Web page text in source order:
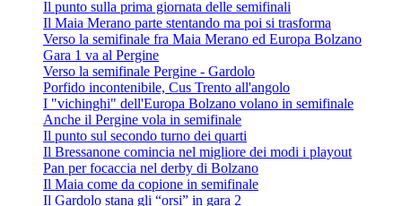
Il punto sulla prima giornata delle semifinali
Il Maia Merano parte stentando ma poi si trasforma
Verso la semifinale fra Maia Merano ed Europa Bolzano
Gara 1 va al Pergine
Verso la semifinale Pergine - Gardolo
Porfido incontenibile, Cus Trento all'angolo
I "vichinghi" dell'Europa Bolzano volano in semifinale
Anche il Pergine vola in semifinale
Il punto sul secondo turno dei quarti
Il Bressanone comincia nel migliore dei modi i playout
Pan per focaccia nel derby di Bolzano
Il Maia come da copione in semifinale
Il Gardolo stana gli “orsi” in gara 2